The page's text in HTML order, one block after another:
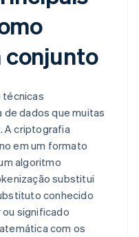
conjunto
técnicas
dados que muitas
A criptografia
em um formato
algoritmo
substitui
conhecido
significado
com os